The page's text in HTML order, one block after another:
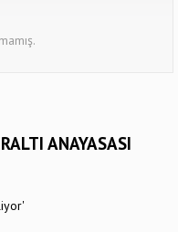
ANAYASASI